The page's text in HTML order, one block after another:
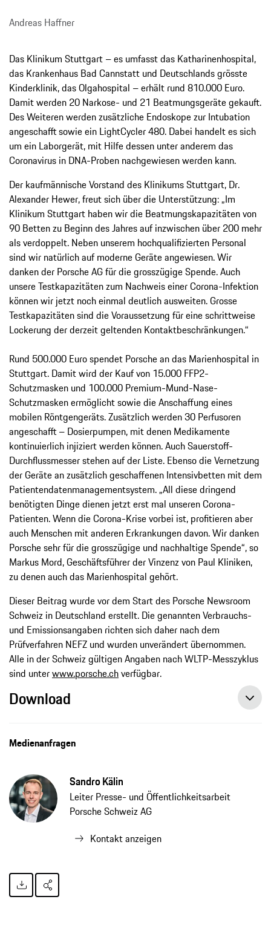
Andreas Haffner
Das Klinikum Stuttgart – es umfasst das Katharinenhospital,
das Krankenhaus Bad Cannstatt und Deutschlands grösste
Kinderklinik, das Olgahospital – erhält rund 810.000 Euro.
Damit werden 20 Narkose- und 21 Beatmungsgeräte gekauft.
Des Weiteren werden zusätzliche Endoskope zur Intubation
angeschafft sowie ein LightCycler 480. Dabei handelt es sich
um ein Laborgerät, mit Hilfe dessen unter anderem das
Coronavirus in DNA-Proben nachgewiesen werden kann.
Der kaufmännische Vorstand des Klinikums Stuttgart, Dr.
Alexander Hewer, freut sich über die Unterstützung: „Im
Klinikum Stuttgart haben wir die Beatmungskapazitäten von
90 Betten zu Beginn des Jahres auf inzwischen über 200 mehr
als verdoppelt. Neben unserem hochqualifizierten Personal
sind wir natürlich auf moderne Geräte angewiesen. Wir
danken der Porsche AG für die grosszügige Spende. Auch
unsere Testkapazitäten zum Nachweis einer Corona-Infektion
können wir jetzt noch einmal deutlich ausweiten. Grosse
Testkapazitäten sind die Voraussetzung für eine schrittweise
Lockerung der derzeit geltenden Kontaktbeschränkungen.“
Rund 500.000 Euro spendet Porsche an das Marienhospital in
Stuttgart. Damit wird der Kauf von 15.000 FFP2-
Schutzmasken und 100.000 Premium-Mund-Nase-
Schutzmasken ermöglicht sowie die Anschaffung eines
mobilen Röntgengeräts. Zusätzlich werden 30 Perfusoren
angeschafft – Dosierpumpen, mit denen Medikamente
kontinuierlich injiziert werden können. Auch Sauerstoff-
Durchflussmesser stehen auf der Liste. Ebenso die Vernetzung
der Geräte an zusätzlich geschaffenen Intensivbetten mit dem
Patientendatenmanagementsystem. „All diese dringend
benötigten Dinge dienen jetzt erst mal unseren Corona-
Patienten. Wenn die Corona-Krise vorbei ist, profitieren aber
auch Menschen mit anderen Erkrankungen davon. Wir danken
Porsche sehr für die grosszügige und nachhaltige Spende“, so
Markus Mord, Geschäftsführer der Vinzenz von Paul Kliniken,
zu denen auch das Marienhospital gehört.
Dieser Beitrag wurde vor dem Start des Porsche Newsroom
Schweiz in Deutschland erstellt. Die genannten Verbrauchs-
und Emissionsangaben richten sich daher nach dem
Prüfverfahren NEFZ und wurden unverändert übernommen.
Alle in der Schweiz gültigen Angaben nach WLTP-Messzyklus
sind unterwww.porsche.chverfügbar.
Download
Medienanfragen
Sandro Kälin
Leiter Presse- und Öffentlichkeitsarbeit
Porsche Schweiz AG
Kontakt anzeigen